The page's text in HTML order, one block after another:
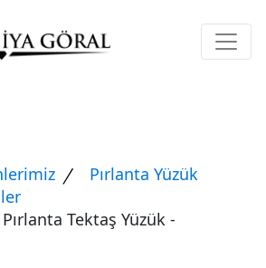
Pırlanta Yüzük
Tektaş Yüzük -